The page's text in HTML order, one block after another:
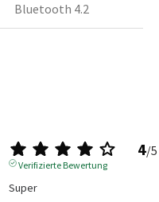
Bluetooth 4.2
4/5
Verifizierte Bewertung
Super